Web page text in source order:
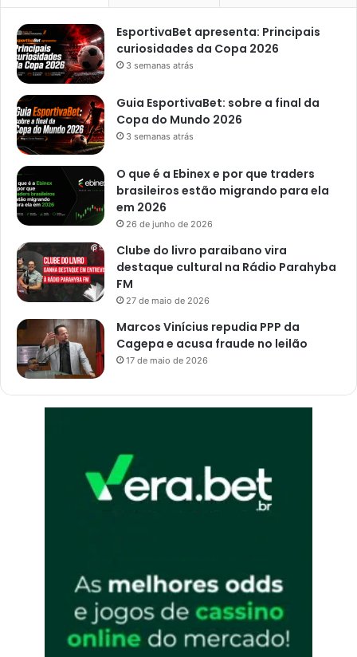
d
o
g
a
e
m
J
ã
o
P
s
o
a
EsportivaBet apresenta: Principais
curiosidades da Copa 2026
3 semanas atrás
Guia EsportivaBet: sobre a final da
Copa do Mundo 2026
3 semanas atrás
O que é a Ebinex e por que traders
brasileiros estão migrando para ela
em 2026
26 de junho de 2026
Clube do livro paraibano vira
destaque cultural na Rádio Parahyba
FM
27 de maio de 2026
Marcos Vinícius repudia PPP da
Cagepa e acusa fraude no leilão
17 de maio de 2026